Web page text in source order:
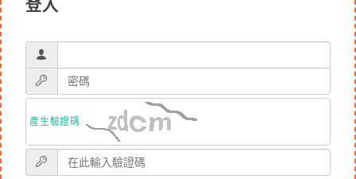
登入
產生驗證碼